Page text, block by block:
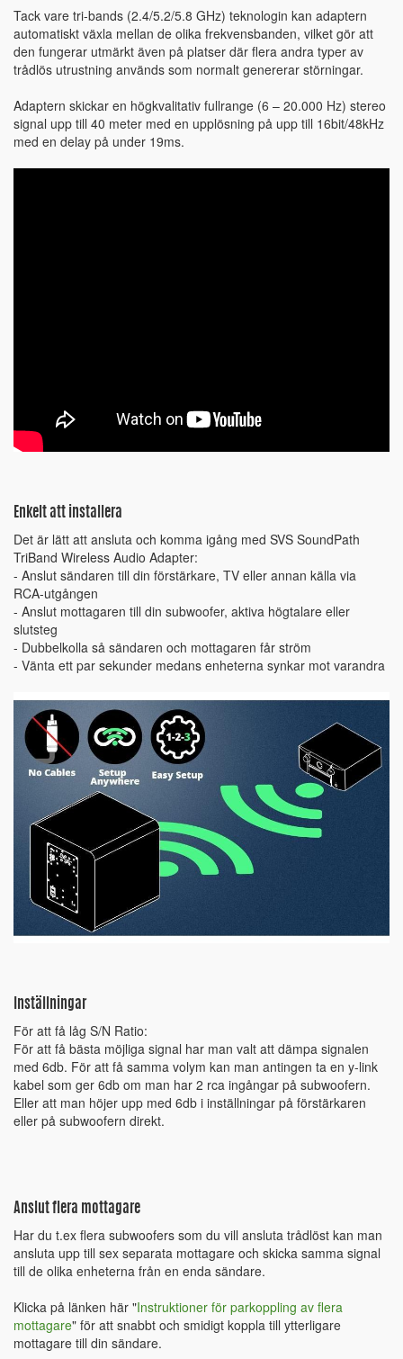
Tack vare tri-bands (2.4/5.2/5.8 GHz) teknologin kan adaptern
automatiskt växla mellan de olika frekvensbanden, vilket gör att
den fungerar utmärkt även på platser där flera andra typer av
trådlös utrustning används som normalt genererar störningar.
Adaptern skickar en högkvalitativ fullrange (6 – 20.000 Hz) stereo
signal upp till 40 meter med en upplösning på upp till 16bit/48kHz
med en delay på under 19ms.
Enkelt att installera
Det är lätt att ansluta och komma igång med SVS SoundPath
TriBand Wireless Audio Adapter:
- Anslut sändaren till din förstärkare, TV eller annan källa via
RCA-utgången
- Anslut mottagaren till din subwoofer, aktiva högtalare eller
slutsteg
- Dubbelkolla så sändaren och mottagaren får ström
- Vänta ett par sekunder medans enheterna synkar mot varandra
Inställningar
För att få låg S/N Ratio:
För att få bästa möjliga signal har man valt att dämpa signalen
med 6db. För att få samma volym kan man antingen ta en y-link
kabel som ger 6db om man har 2 rca ingångar på subwoofern.
Eller att man höjer upp med 6db i inställningar på förstärkaren
eller på subwoofern direkt.
Anslut flera mottagare
Har du t.ex flera subwoofers som du vill ansluta trådlöst kan man
ansluta upp till sex separata mottagare och skicka samma signal
till de olika enheterna från en enda sändare.
Klicka på länken här "Instruktioner för parkoppling av flera
mottagare" för att snabbt och smidigt koppla till ytterligare
mottagare till din sändare.